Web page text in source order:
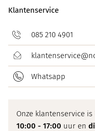
Klantenservice
085 210 4901
Whatsapp
Onze klantenservice
10:00 - 17:00 uur en